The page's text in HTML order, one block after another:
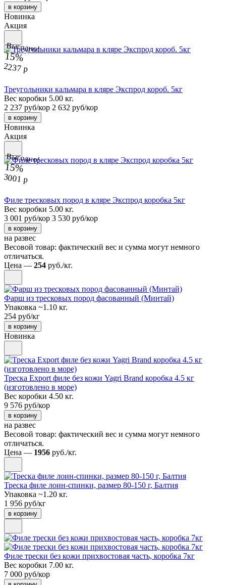
в корзину
Новинка
Акция
Выгодно!
15%
2237 р
Треугольники кальмара в кляре Экспрод короб. 5кг
Вес коробки 5.00 кг.
2 237 руб/кор 2 632 руб/кор
в корзину
Новинка
Акция
Выгодно!
15%
3001 р
Филе тресковых пород в кляре Экспрод коробка 5кг
Вес коробки 5.00 кг.
3 001 руб/кор 3 530 руб/кор
в корзину
на развес
Весовой товар: фактический вес и сумма могут немного
отличаться.
Цена — 254 руб./кг.
Фарш из тресковых пород фасованный (Минтай)
Упаковка ~1.10 кг.
254 руб/кг
в корзину
Новинка
Треска Export филе без кожи Yagri Brand коробка 4.5 кг
(изготовлено в море)
Вес коробки 4.50 кг.
9 576 руб/кор
в корзину
на развес
Весовой товар: фактический вес и сумма могут немного
отличаться.
Цена — 1956 руб./кг.
Треска филе лоин-спинки, размер 80-150 г, Балтия
Упаковка ~1.20 кг.
1 956 руб/кг
в корзину
Филе трески без кожи прихвостовая часть, коробка 7кг
Вес коробки 7.00 кг.
7 000 руб/кор